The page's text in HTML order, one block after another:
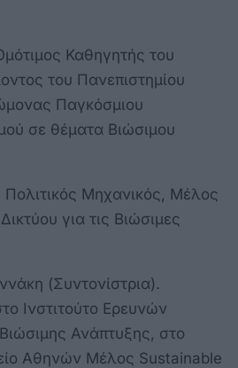
Καθηγητής του
του Πανεπιστημίου
Παγκόσμιου
σε θέματα Βιώσιμου
Μηχανικός, Μέλος
για τις Βιώσιμες
(Συντονίστρια).
Ινστιτούτο Ερευνών
Ανάπτυξης, στο
Αθηνών Μέλος Sustainable